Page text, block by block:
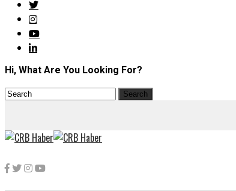
Hi, What Are You Looking For?